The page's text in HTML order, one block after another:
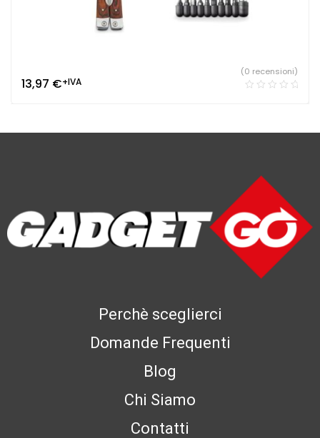
13,97 €+IVA
(0 recensioni)
Perchè sceglierci
Domande Frequenti
Blog
Chi Siamo
Contatti